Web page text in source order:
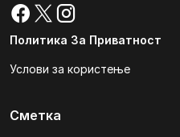
Политика За Приватност
Услови за користење
Сметка